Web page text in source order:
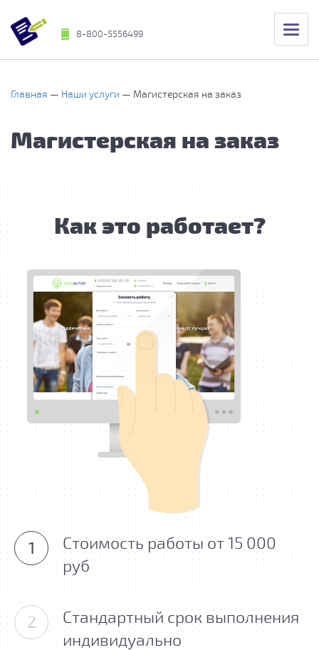
8-800-5556499
Главная Наши услуги Магистерская на заказ
Магистерская на заказ
Как это работает?
1
Стоимость работы от 15 000
руб
2
Стандартный срок выполнения
индивидуально